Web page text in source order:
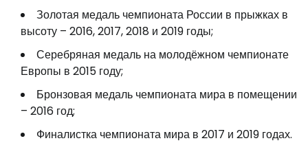
Золотая медаль чемпионата России в прыжках в
высоту – 2016, 2017, 2018 и 2019 годы;
Серебряная медаль на молодёжном чемпионате
Европы в 2015 году;
Бронзовая медаль чемпионата мира в помещении
– 2016 год;
Финалистка чемпионата мира в 2017 и 2019 годах.